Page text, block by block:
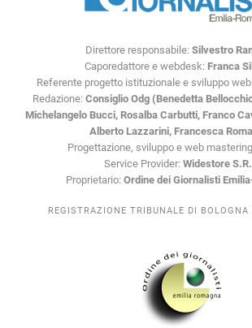
Direttore responsabile: Silvestro
Caporedattore e webdesk: Franca
Referente progetto istituzionale e sviluppo web:
Redazione: Consiglio Odg (Benedetta
Michelangelo Bucci, Rosalba Carbutti, Franco
Alberto Lazzarini, Francesca
Progettazione, sviluppo e web
Service Provider: Widestore
Proprietario: Ordine dei Giornalisti
REGISTRAZIONE TRIBUNALE DI